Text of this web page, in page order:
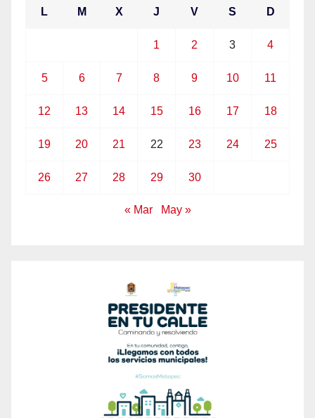
L M X J V S D
1 2 3 4
5 6 7 8 9 10 11
12 13 14 15 16 17 18
19 20 21 22 23 24 25
26 27 28 29 30
« Mar May »